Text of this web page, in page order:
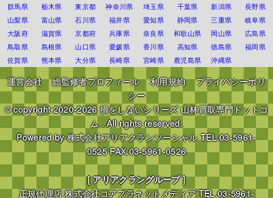
群馬県
栃木県 東京都 神奈川県 埼玉県 千葉県 新潟県
長野県
山梨県
富山県 石川県 福井県 愛知県 静岡県 三重県
岐阜県
大阪府
滋賀県 京都府 兵庫県 奈良県 和歌山県 岡山県
広島県
鳥取県
島根県 山口県 愛媛県 香川県 高知県 徳島県
福岡県
佐賀県
熊本県 大分県 長崎県 宮崎県 鹿児島県 沖縄県
運営会社 総監修者プロフィール 利用規約
プライバシーポリ
シー
© copyright 2020-2026損をしないシリーズ 山林買取専門ドットコ
ム . All rights reserved.
Powered by株式会社アリアクランソーシャルTEL.03-5961-
0525 FAX.03-5961-0526
[アリアクラングループ]
正規代理店株式会社コアプラネットメディアTEL.03-5961-